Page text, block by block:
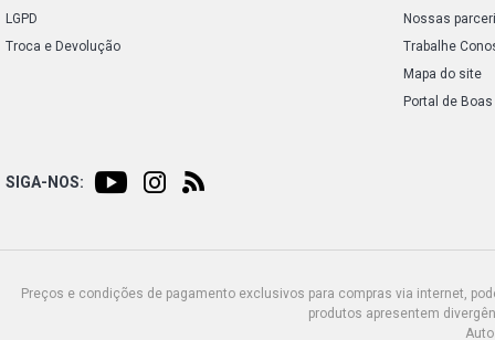
LGPD
Troca e Devolução
Nossas
Trabalhe
Mapa do site
Portal de
SIGA-NOS:
Preços e condições de pagamento exclusivos para compras via internet,
produtos apresentem